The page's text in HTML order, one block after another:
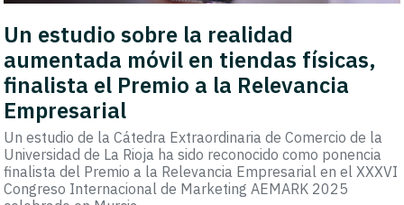
Un estudio sobre la realidad
aumentada móvil en tiendas físicas,
finalista el Premio a la Relevancia
Empresarial
Un estudio de la Cátedra Extraordinaria de Comercio de la
Universidad de La Rioja ha sido reconocido como ponencia
finalista del Premio a la Relevancia Empresarial en el XXXVI
Congreso Internacional de Marketing AEMARK 2025